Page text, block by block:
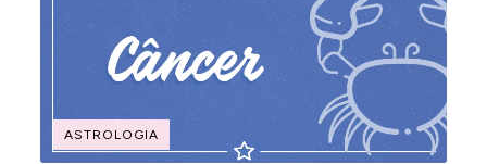
ASTROLOGIA